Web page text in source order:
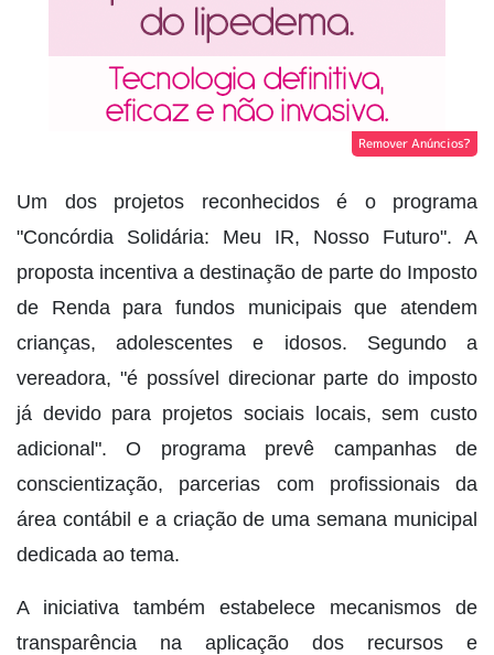
Remover Anúncios?
Um dos projetos reconhecidos é o programa
"Concórdia Solidária: Meu IR, Nosso Futuro". A
proposta incentiva a destinação de parte do Imposto
de Renda para fundos municipais que atendem
crianças, adolescentes e idosos. Segundo a
vereadora, "é possível direcionar parte do imposto
já devido para projetos sociais locais, sem custo
adicional". O programa prevê campanhas de
conscientização, parcerias com profissionais da
área contábil e a criação de uma semana municipal
dedicada ao tema.
A iniciativa também estabelece mecanismos de
transparência na aplicação dos recursos e